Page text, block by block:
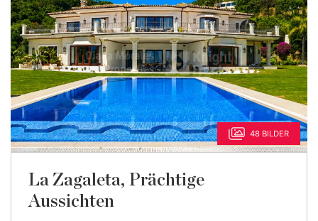
48 BILDER
La Zagaleta, Prächtige
Aussichten